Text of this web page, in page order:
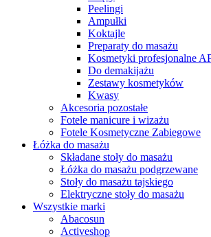
Peelingi
Ampułki
Koktajle
Preparaty do masażu
Kosmetyki profesjonalne
Do demakijażu
Zestawy kosmetyków
Kwasy
Akcesoria pozostałe
Fotele manicure i wizażu
Fotele Kosmetyczne Zabiegowe
Łóżka do masażu
Składane stoły do masażu
Łóżka do masażu podgrzewane
Stoły do masażu tajskiego
Elektryczne stoły do masażu
Wszystkie marki
Abacosun
Activeshop